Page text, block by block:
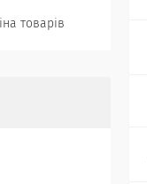
товарів